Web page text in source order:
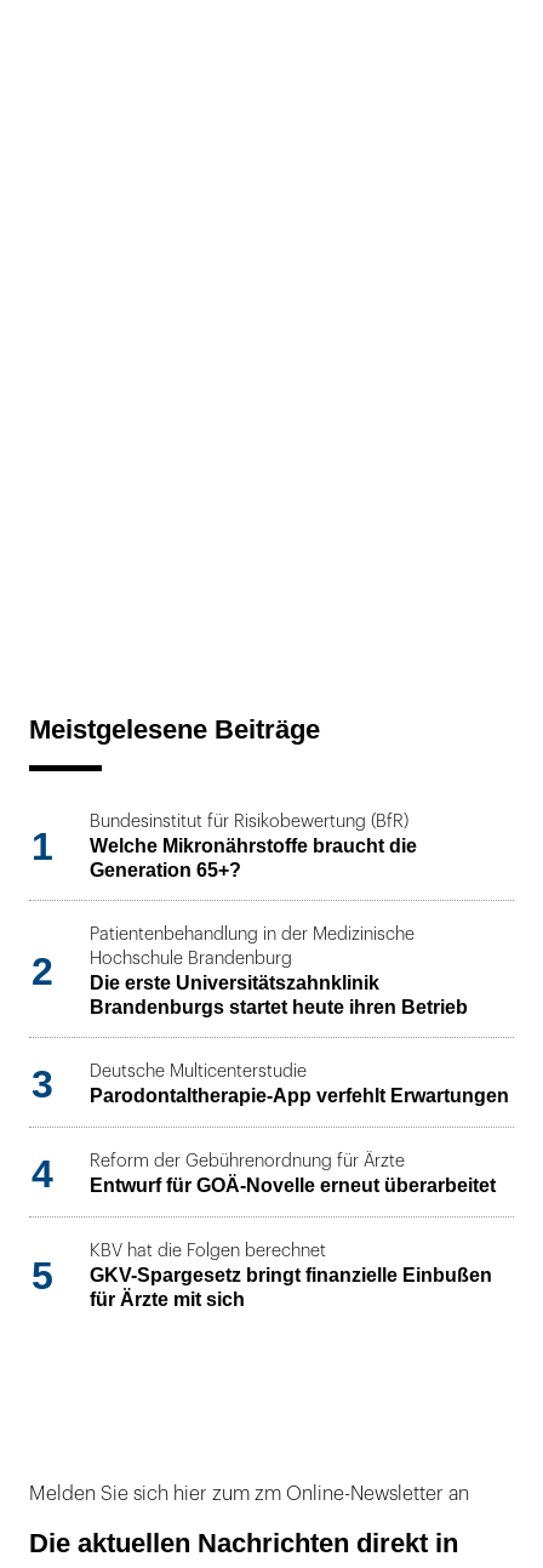
Meistgelesene Beiträge
1
Bundesinstitut für Risikobewertung (BfR)
Welche Mikronährstoffe braucht die
Generation 65+?
2
Patientenbehandlung in der Medizinische
Hochschule Brandenburg
Die erste Universitätszahnklinik
Brandenburgs startet heute ihren Betrieb
3 Deutsche Multicenterstudie
Parodontaltherapie-App verfehlt Erwartungen
4 Reform der Gebührenordnung für Ärzte
Entwurf für GOÄ-Novelle erneut überarbeitet
5
KBV hat die Folgen berechnet
GKV-Spargesetz bringt finanzielle Einbußen
für Ärzte mit sich
Melden Sie sich hier zum zm Online-Newsletter an
Die aktuellen Nachrichten direkt in